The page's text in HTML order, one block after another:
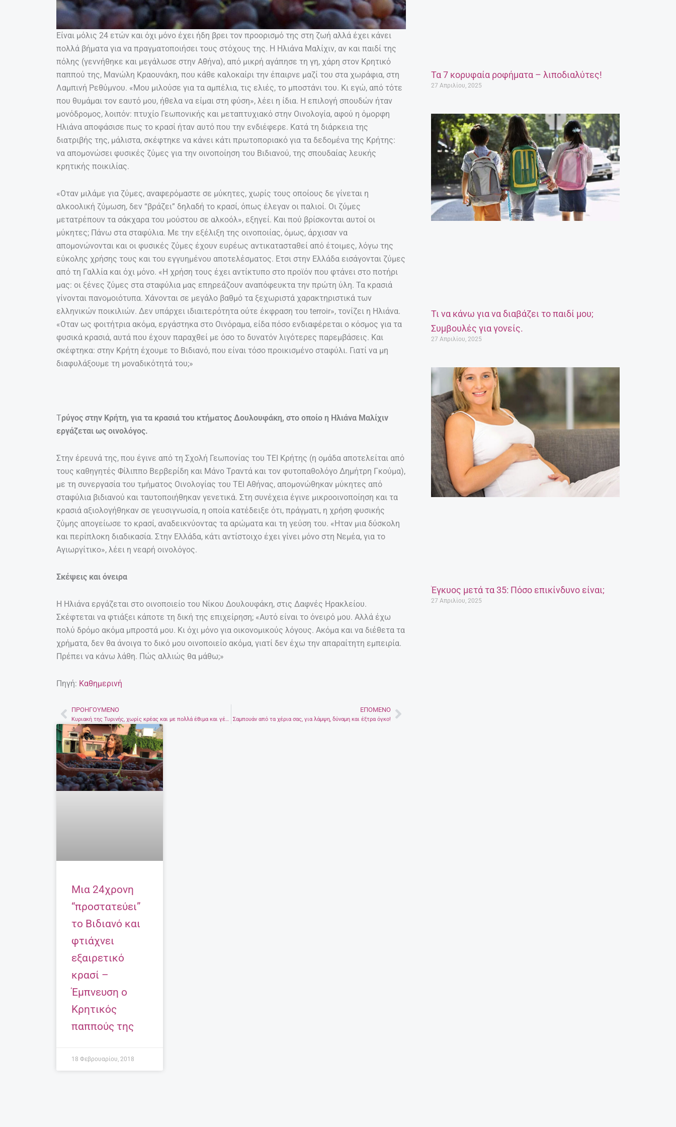
Είναι μόλις 24 ετών και όχι μόνο έχει ήδη βρει τον προορισμό της στη ζωή αλλά έχει κάνει
πολλά βήματα για να πραγματοποιήσει τους στόχους της. Η Ηλιάνα Μαλίχιν, αν και παιδί της
πόλης (γεννήθηκε και μεγάλωσε στην Αθήνα), από μικρή αγάπησε τη γη, χάρη στον Κρητικό
παππού της, Μανώλη Κραουνάκη, που κάθε καλοκαίρι την έπαιρνε μαζί του στα χωράφια, στη
Λαμπινή Ρεθύμνου. «Μου μιλούσε για τα αμπέλια, τις ελιές, το μποστάνι του. Κι εγώ, από τότε
που θυμάμαι τον εαυτό μου, ήθελα να είμαι στη φύση», λέει η ίδια. Η επιλογή σπουδών ήταν
μονόδρομος, λοιπόν: πτυχίο Γεωπονικής και μεταπτυχιακό στην Οινολογία, αφού η όμορφη
Ηλιάνα αποφάσισε πως το κρασί ήταν αυτό που την ενδιέφερε. Κατά τη διάρκεια της
διατριβής της, μάλιστα, σκέφτηκε να κάνει κάτι πρωτοποριακό για τα δεδομένα της Κρήτης:
να απομονώσει φυσικές ζύμες για την οινοποίηση του Βιδιανού, της σπουδαίας λευκής
κρητικής ποικιλίας.
«Οταν μιλάμε για ζύμες, αναφερόμαστε σε μύκητες, χωρίς τους οποίους δε γίνεται η
αλκοολική ζύμωση, δεν “βράζει” δηλαδή το κρασί, όπως έλεγαν οι παλιοί. Οι ζύμες
μετατρέπουν τα σάκχαρα του μούστου σε αλκοόλ», εξηγεί. Και πού βρίσκονται αυτοί οι
μύκητες; Πάνω στα σταφύλια. Με την εξέλιξη της οινοποιίας, όμως, άρχισαν να
απομονώνονται και οι φυσικές ζύμες έχουν ευρέως αντικατασταθεί από έτοιμες, λόγω της
εύκολης χρήσης τους και του εγγυημένου αποτελέσματος. Ετσι στην Ελλάδα εισάγονται ζύμες
από τη Γαλλία και όχι μόνο. «Η χρήση τους έχει αντίκτυπο στο προϊόν που φτάνει στο ποτήρι
μας: οι ξένες ζύμες στα σταφύλια μας επηρεάζουν αναπόφευκτα την πρώτη ύλη. Τα κρασιά
γίνονται πανομοιότυπα. Χάνονται σε μεγάλο βαθμό τα ξεχωριστά χαρακτηριστικά των
ελληνικών ποικιλιών. Δεν υπάρχει ιδιαιτερότητα ούτε έκφραση του terroir», τονίζει η Ηλιάνα.
«Οταν ως φοιτήτρια ακόμα, εργάστηκα στο Οινόραμα, είδα πόσο ενδιαφέρεται ο κόσμος για τα
φυσικά κρασιά, αυτά που έχουν παραχθεί με όσο το δυνατόν λιγότερες παρεμβάσεις. Και
σκέφτηκα: στην Κρήτη έχουμε το Βιδιανό, που είναι τόσο προικισμένο σταφύλι. Γιατί να μη
διαφυλάξουμε τη μοναδικότητά του;»
Τρύγος στην Κρήτη, για τα κρασιά του κτήματος Δουλουφάκη, στο οποίο η Ηλιάνα Μαλίχιν
εργάζεται ως οινολόγος.
Στην έρευνά της, που έγινε από τη Σχολή Γεωπονίας του ΤΕΙ Κρήτης (η ομάδα αποτελείται από
τους καθηγητές Φίλιππο Βερβερίδη και Μάνο Τραντά και τον φυτοπαθολόγο Δημήτρη Γκούμα),
με τη συνεργασία του τμήματος Οινολογίας του ΤΕΙ Αθήνας, απομονώθηκαν μύκητες από
σταφύλια βιδιανού και ταυτοποιήθηκαν γενετικά. Στη συνέχεια έγινε μικροοινοποίηση και τα
κρασιά αξιολογήθηκαν σε γευσιγνωσία, η οποία κατέδειξε ότι, πράγματι, η χρήση φυσικής
ζύμης απογείωσε το κρασί, αναδεικνύοντας τα αρώματα και τη γεύση του. «Ηταν μια δύσκολη
και περίπλοκη διαδικασία. Στην Ελλάδα, κάτι αντίστοιχο έχει γίνει μόνο στη Νεμέα, για το
Αγιωργίτικο», λέει η νεαρή οινολόγος.
Σκέψεις και όνειρα
Η Ηλιάνα εργάζεται στο οινοποιείο του Νίκου Δουλουφάκη, στις Δαφνές Ηρακλείου.
Σκέφτεται να φτιάξει κάποτε τη δική της επιχείρηση; «Αυτό είναι το όνειρό μου. Αλλά έχω
πολύ δρόμο ακόμα μπροστά μου. Κι όχι μόνο για οικονομικούς λόγους. Ακόμα και να διέθετα τα
χρήματα, δεν θα άνοιγα το δικό μου οινοποιείο ακόμα, γιατί δεν έχω την απαραίτητη εμπειρία.
Πρέπει να κάνω λάθη. Πώς αλλιώς θα μάθω;»
Πηγή: Καθημερινή
Prev
ΠΡΟΗΓΟΎΜΕΝΟ
Kυριακή της Τυρινής, χωρίς κρέας και με πολλά έθιμα και γέντια
ΕΠΌΜΕΝΟ
Σαμπουάν από τα χέρια σας, για λάμψη, δύναμη και έξτρα όγκο!Next
Μια 24χρονη
“προστατεύει”
το Βιδιανό και
φτιάχνει
εξαιρετικό
κρασί –
Έμπνευση ο
Κρητικός
παππούς της
18 Φεβρουαρίου, 2018
Τα 7 κορυφαία ροφήματα – λιποδιαλύτες!
27 Απριλίου, 2025
Τι να κάνω για να διαβάζει το παιδί μου;
Συμβουλές για γονείς.
27 Απριλίου, 2025
Έγκυος μετά τα 35: Πόσο επικίνδυνο είναι;
27 Απριλίου, 2025